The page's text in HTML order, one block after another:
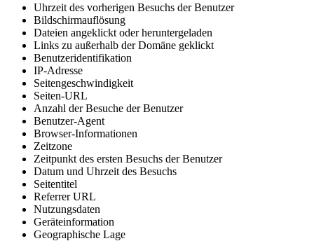
Uhrzeit des vorherigen Besuchs der Benutzer
Bildschirmauflösung
Dateien angeklickt oder heruntergeladen
Links zu außerhalb der Domäne geklickt
Benutzeridentifikation
IP-Adresse
Seitengeschwindigkeit
Seiten-URL
Anzahl der Besuche der Benutzer
Benutzer-Agent
Browser-Informationen
Zeitzone
Zeitpunkt des ersten Besuchs der Benutzer
Datum und Uhrzeit des Besuchs
Seitentitel
Referrer URL
Nutzungsdaten
Geräteinformation
Geographische Lage